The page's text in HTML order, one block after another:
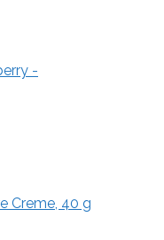
-
Creme, 40 g